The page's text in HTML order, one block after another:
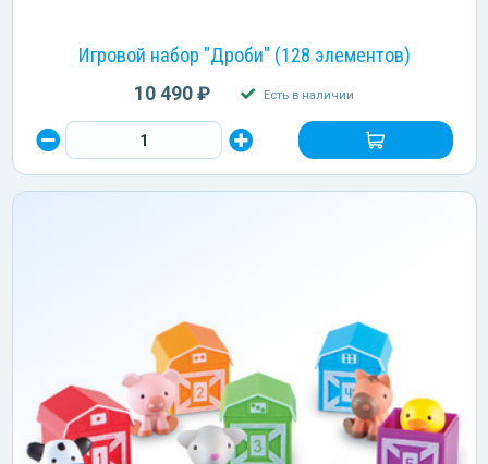
Игровой набор "Дроби" (128 элементов)
10 490 ₽ Есть в наличии